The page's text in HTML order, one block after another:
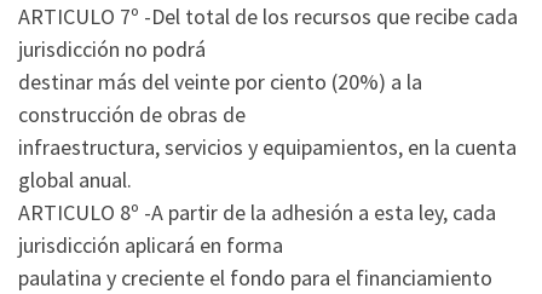
ARTICULO 7º -Del total de los recursos que recibe cada
jurisdicción no podrá
destinar más del veinte por ciento (20%) a la
construcción de obras de
infraestructura, servicios y equipamientos, en la cuenta
global anual.
ARTICULO 8º -A partir de la adhesión a esta ley, cada
jurisdicción aplicará en forma
paulatina y creciente el fondo para el financiamiento